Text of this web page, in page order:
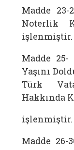
Madde 23-
Noterlik
işlenmiştir.
Madde
Yaşını
Türk
Hakkında
işlenmiştir.
Madde 26-